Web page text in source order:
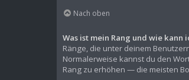
Nach oben
Was ist mein Rang und wie kann
Ränge, die unter deinem
Normalerweise kannst du den
Rang zu erhöhen — die meisten